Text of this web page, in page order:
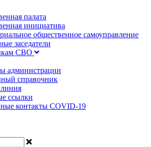
палата
инициатива
общественное самоуправление
заседатели
СВО
администрации
справочник
линия
ссылки
контакты COVID-19